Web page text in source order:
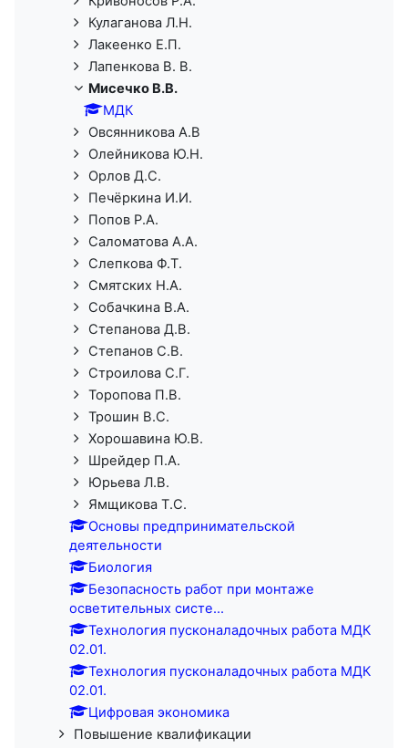
Кулаганова Л.Н.
Лакеенко Е.П.
Лапенкова В. В.
Мисечко В.В.
МДК
Овсянникова А.В
Олейникова Ю.Н.
Орлов Д.С.
Печёркина И.И.
Попов Р.А.
Саломатова А.А.
Слепкова Ф.Т.
Смятских Н.А.
Собачкина В.А.
Степанова Д.В.
Степанов С.В.
Строилова С.Г.
Торопова П.В.
Трошин В.С.
Хорошавина Ю.В.
Шрейдер П.А.
Юрьева Л.В.
Ямщикова Т.С.
Основы предпринимательской
деятельности
Биология
Безопасность работ при монтаже
осветительных систе...
Технология пусконаладочных работа МДК
02.01.
Технология пусконаладочных работа МДК
02.01.
Цифровая экономика
Повышение квалификации